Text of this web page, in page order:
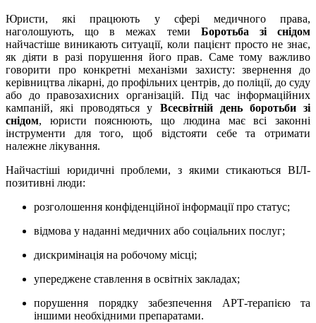
Юристи, які працюють у сфері медичного права,
наголошують, що в межах теми Боротьба зі снідом
найчастіше виникають ситуації, коли пацієнт просто не знає,
як діяти в разі порушення його прав. Саме тому важливо
говорити про конкретні механізми захисту: звернення до
керівництва лікарні, до профільних центрів, до поліції, до суду
або до правозахисних організацій. Під час інформаційних
кампаній, які проводяться у Всесвітній день боротьби зі
снідом, юристи пояснюють, що людина має всі законні
інструменти для того, щоб відстояти себе та отримати
належне лікування.
Найчастіші юридичні проблеми, з якими стикаються ВІЛ-
позитивні люди:
розголошення конфіденційної інформації про статус;
відмова у наданні медичних або соціальних послуг;
дискримінація на робочому місці;
упереджене ставлення в освітніх закладах;
порушення порядку забезпечення АРТ-терапією та
іншими необхідними препаратами.